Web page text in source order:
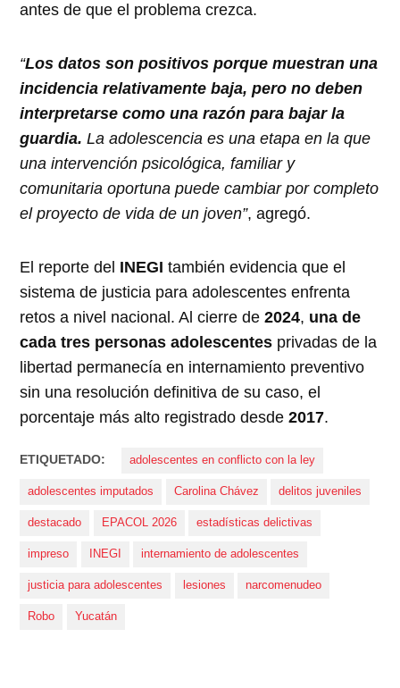
antes de que el problema crezca.
“Los datos son positivos porque muestran una
incidencia relativamente baja, pero no deben
interpretarse como una razón para bajar la
guardia. La adolescencia es una etapa en la que
una intervención psicológica, familiar y
comunitaria oportuna puede cambiar por completo
el proyecto de vida de un joven”, agregó.
El reporte del INEGI también evidencia que el
sistema de justicia para adolescentes enfrenta
retos a nivel nacional. Al cierre de2024, una de
cada tres personas adolescentes privadas de la
libertad permanecía en internamiento preventivo
sin una resolución definitiva de su caso, el
porcentaje más alto registrado desde2017.
ETIQUETADO: adolescentes en conflicto con la ley
adolescentes imputados Carolina Chávez delitos juveniles
destacado EPACOL 2026 estadísticas delictivas
impreso INEGI internamiento de adolescentes
justicia para adolescentes lesiones narcomenudeo
Robo Yucatán